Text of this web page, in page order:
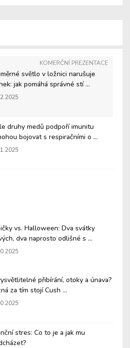
KOMERČNÍ PREZENTACE
světlo v ložnici narušuje
jak pomáhá správné stí ...
druhy medů podpoří imunitu
bojovat s respiračními o ...
vs. Halloween: Dva svátky
dva naprosto odlišné s ...
přibírání, otoky a únava?
za tím stojí Cush ...
stres: Co to je a jak mu